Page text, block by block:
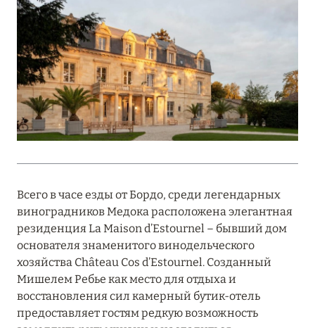
МАНИФЕСТ ЭСТЕТИКИ В САМОМ СЕРДЦЕ
ОКЕАНА
Подробнее
27 апреля 2026
ПОЛНАЯ ПЕРЕЗАГРУЗКА: JUMEIRAH BALI,
ПРЯМОЙ ПЕРЕЛЁТ
20 марта 2026
MARCH GRAND ESCAPE: ПРЕДЛОЖЕНИЕ ОТ Á
LA CARTE PREMIUM ПО ОТЕЛЮ WALDORF
ASTORIA MALDIVES ITHAAFUSHI, МАЛЬДИВЫ
Подробнее
Всего в часе езды от Бордо, среди легендарных
виноградников Медока расположена элегантная
резиденция La Maison d’Estournel – бывший дом
основателя знаменитого винодельческого
хозяйства Château Cos d’Estournel. Созданный
Мишелем Ребье как место для отдыха и
восстановления сил камерный бутик-отель
предоставляет гостям редкую возможность